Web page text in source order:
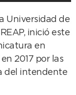
Universidad de
inició este
en
2017 por las
del intendente